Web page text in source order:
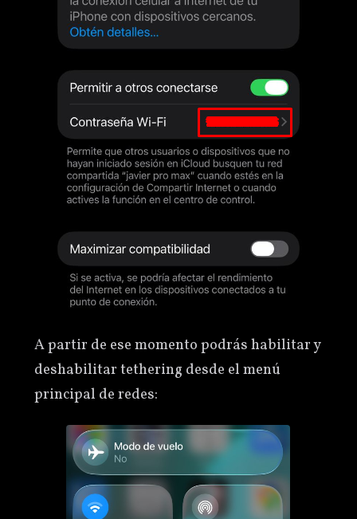
A partir de ese momento podrás habilitar y
deshabilitar tethering desde el menú
principal de redes: